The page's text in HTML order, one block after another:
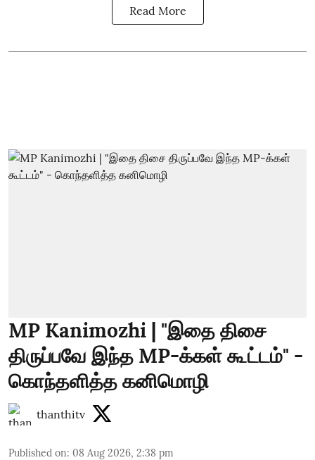
Read More
MP Kanimozhi | "இதை திசை
திருப்பவே இந்த MP-க்கள் கூட்டம்" -
கொந்தளித்த கனிமொழி
thanthitv
Published on: 08 Aug 2026, 2:38 pm